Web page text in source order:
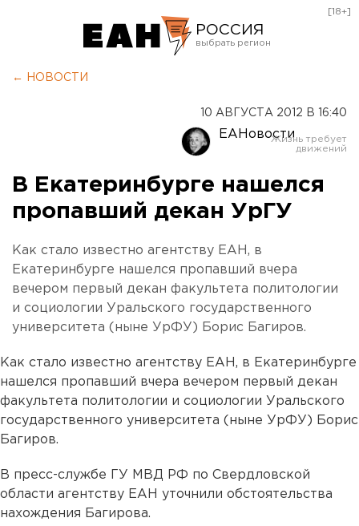
РОССИЯ
Оренбург
[18+]
← НОВОСТИ
10 АВГУСТА 2012 В 16:40
ЕАНовости
В Екатеринбурге нашелся
пропавший декан УрГУ
Как стало известно агентству ЕАН, в
Екатеринбурге нашелся пропавший вчера
вечером первый декан факультета политологии
и социологии Уральского государственного
университета (ныне УрФУ) Борис Багиров.
Как стало известно агентству ЕАН, в Екатеринбурге
нашелся пропавший вчера вечером первый декан
факультета политологии и социологии Уральского
государственного университета (ныне УрФУ) Борис
Багиров.
В пресс-службе ГУ МВД РФ по Свердловской
области агентству ЕАН уточнили обстоятельства
нахождения Багирова.